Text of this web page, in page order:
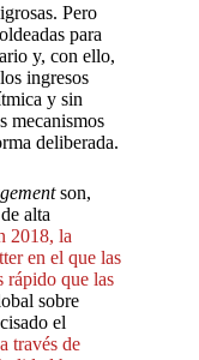
Pero
para
y, con ello,
ingresos
y sin
mecanismos
deliberada.
son,
alta
2018, la
en el que las
rápido que las
sobre
el
a través de